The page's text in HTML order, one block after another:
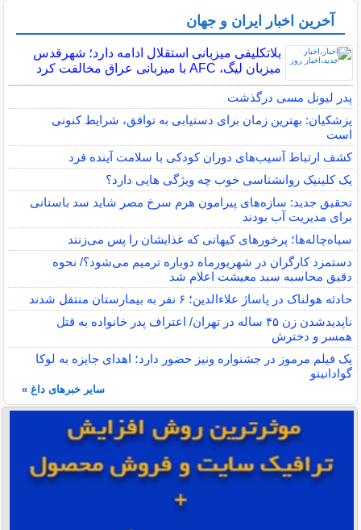
آخرین اخبار ایران و جهان
بلاتکلیفی میزبانی استقلال ادامه دارد؛ شهرقدس
میزبان لیگ، AFC با میزبانی عراق مخالفت کرد
پدر لیونل مسی درگذشت
پزشکیان: بهترین زمان برای دستیابی به توافق، شرایط کنونی
است
کشف ارتباط آسیب‌های دوران کودکی با سلامت آینده فرد
یک کلینیک روانشناسی خوب چه ویژگی هایی دارد؟
تحقیق جدید: سازه‌های پیرامون هرم سرخ مصر شاید سد باستانی
برای مدیریت آب بودند
سیاه‌چاله‌ها؛ پرخورهای کیهانی که غذایشان را پس می‌زنند
دستمزد کارگران در شهریورماه دوباره ترمیم می‌شود؟/ نحوه
دقیق محاسبه سبد معیشت اعلام شد
حادثه هولناک در پاساژ علاءالدین؛ ۶ نفر به بیمارستان منتقل شدند
ناپدیدشدن زن ۴۵ ساله در تهران/ اعتراف پدر خانواده به قتل
همسر و دخترش
یک فیلم مرموز در جشنواره ونیز حضور دارد؛ اهدای جایزه به لوکا
گوادانینو
سایر خبرهای داغ »